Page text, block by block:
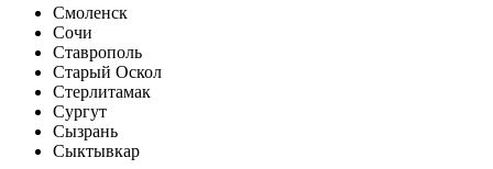
Смоленск
Сочи
Ставрополь
Старый Оскол
Стерлитамак
Сургут
Сызрань
Сыктывкар